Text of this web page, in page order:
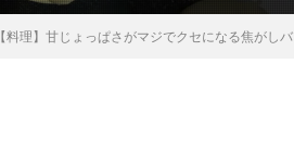
【料理】甘じょっぱさがマジでクセになる焦が